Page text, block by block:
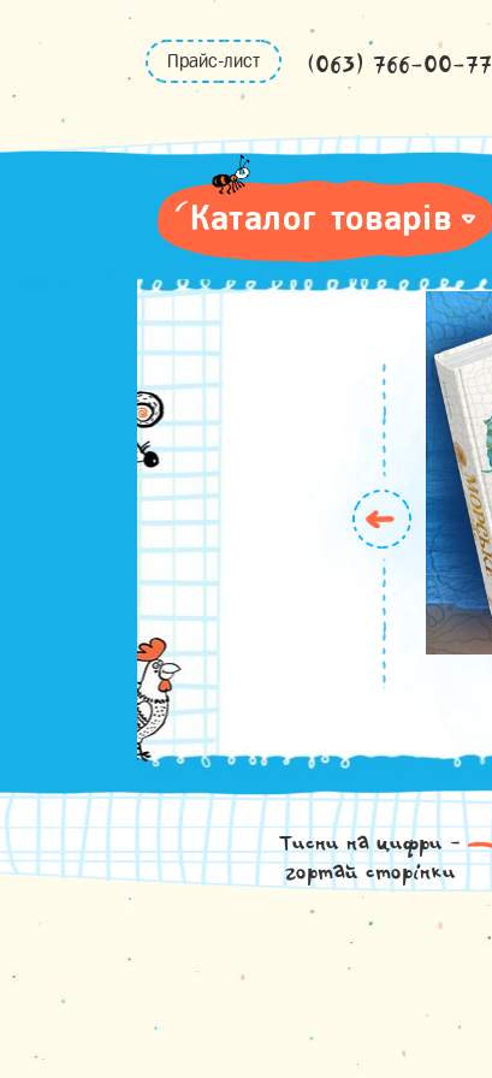
Прайс-лист (063) 766-00-77
Каталог товарів
Тисни на цифри -
гортай сторінки